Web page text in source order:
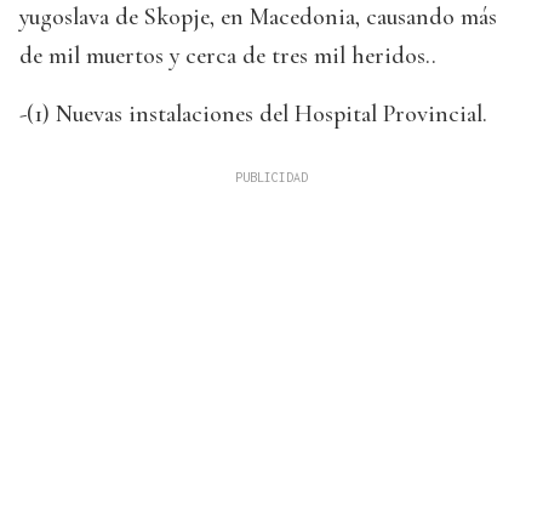
yugoslava de Skopje, en Macedonia, causando más
de mil muertos y cerca de tres mil heridos..
-(1) Nuevas instalaciones del Hospital Provincial.